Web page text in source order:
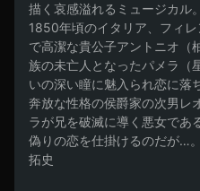
描く哀感溢れるミュージカル
1850年頃のイタリア、フィ
で高潔な貴公子アントニオ（
族の未亡人となったパメラ（
いの深い瞳に魅入られ恋に落
奔放な性格の侯爵家の次男レ
ラが兄を破滅に導く悪女であ
偽りの恋を仕掛けるのだが…
拓史